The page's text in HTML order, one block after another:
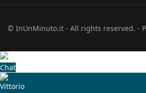
© InUnMinuto.it - All rights reserved. -
Chat
Vittorio